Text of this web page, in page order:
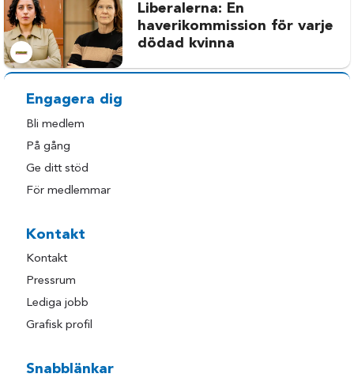
Liberalerna: En
haverikommission för varje
dödad kvinna
Engagera dig
Bli medlem
På gång
Ge ditt stöd
För medlemmar
Kontakt
Kontakt
Pressrum
Lediga jobb
Grafisk profil
Snabblänkar